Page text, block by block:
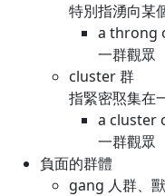
特別指湧向某
a throng
一群觀眾
cluster 群
指緊密焣集在
a cluster
一群觀眾
負面的群體
gang 人群、